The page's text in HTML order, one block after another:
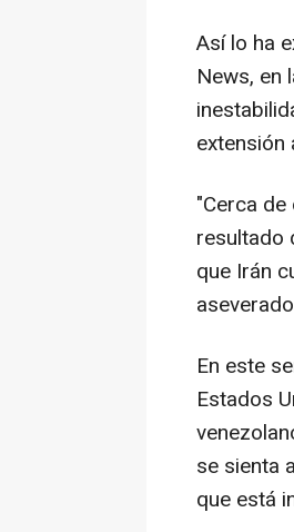
Así lo ha
News, en
extensión
"Cerca
resultado
que Irán
En este
Estados
se sienta
que está